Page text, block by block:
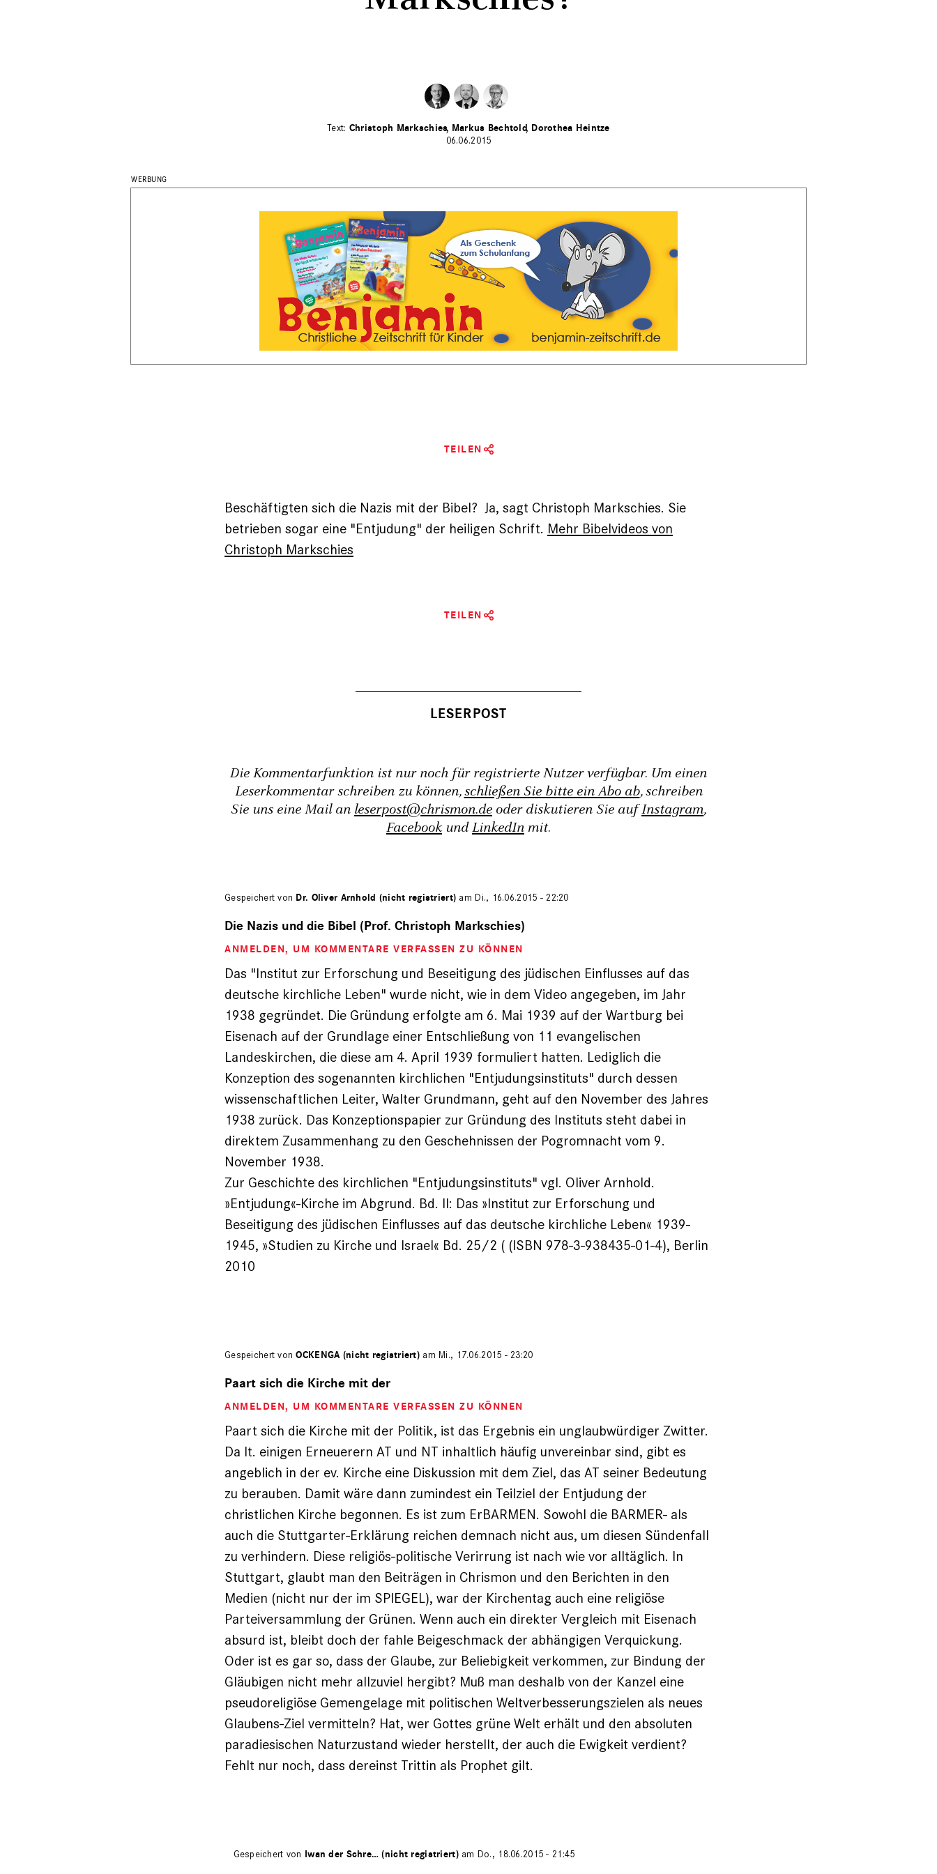
Christoph Markschies Markus Bechtold Dorothea Heintze
06.06.2015
TEILEN
Beschäftigten sich die Nazis mit der Bibel? Ja, sagt Christoph Markschies. Sie
betrieben sogar eine "Entjudung" der heiligen Schrift. Mehr Bibelvideos von
Christoph Markschies
TEILEN
Die Kommentarfunktion ist nur noch für registrierte Nutzer verfügbar. Um einen
Leserkommentar schreiben zu können,schließen Sie bitte ein Abo ab, schreiben
Sie uns eine Mail an leserpost@chrismon.de oder diskutieren Sie aufInstagram,
FacebookundLinkedIn mit.
Gespeichert von Dr. Oliver Arnhold (nicht registriert) am Di., 16.06.2015 - 22:20
Die Nazis und die Bibel (Prof. Christoph Markschies)
ANMELDEN, UM KOMMENTARE VERFASSEN ZU KÖNNEN
Das "Institut zur Erforschung und Beseitigung des jüdischen Einflusses auf das
deutsche kirchliche Leben" wurde nicht, wie in dem Video angegeben, im Jahr
1938 gegründet. Die Gründung erfolgte am 6. Mai 1939 auf der Wartburg bei
Eisenach auf der Grundlage einer Entschließung von 11 evangelischen
Landeskirchen, die diese am 4. April 1939 formuliert hatten. Lediglich die
Konzeption des sogenannten kirchlichen "Entjudungsinstituts" durch dessen
wissenschaftlichen Leiter, Walter Grundmann, geht auf den November des Jahres
1938 zurück. Das Konzeptionspapier zur Gründung des Instituts steht dabei in
direktem Zusammenhang zu den Geschehnissen der Pogromnacht vom 9.
November 1938.
Zur Geschichte des kirchlichen "Entjudungsinstituts" vgl. Oliver Arnhold.
»Entjudung«-Kirche im Abgrund. Bd. II: Das »Institut zur Erforschung und
Beseitigung des jüdischen Einflusses auf das deutsche kirchliche Leben« 1939-
1945, »Studien zu Kirche und Israel« Bd. 25/2 ( (ISBN 978-3-938435-01-4), Berlin
2010
Gespeichert vonOCKENGA (nicht registriert) am Mi., 17.06.2015 - 23:20
Paart sich die Kirche mit der
ANMELDEN, UM KOMMENTARE VERFASSEN ZU KÖNNEN
Paart sich die Kirche mit der Politik, ist das Ergebnis ein unglaubwürdiger Zwitter.
Da lt. einigen Erneuerern AT und NT inhaltlich häufig unvereinbar sind, gibt es
angeblich in der ev. Kirche eine Diskussion mit dem Ziel, das AT seiner Bedeutung
zu berauben. Damit wäre dann zumindest ein Teilziel der Entjudung der
christlichen Kirche begonnen. Es ist zum ErBARMEN. Sowohl die BARMER- als
auch die Stuttgarter-Erklärung reichen demnach nicht aus, um diesen Sündenfall
zu verhindern. Diese religiös-politische Verirrung ist nach wie vor alltäglich. In
Stuttgart, glaubt man den Beiträgen in Chrismon und den Berichten in den
Medien (nicht nur der im SPIEGEL), war der Kirchentag auch eine religiöse
Parteiversammlung der Grünen. Wenn auch ein direkter Vergleich mit Eisenach
absurd ist, bleibt doch der fahle Beigeschmack der abhängigen Verquickung.
Oder ist es gar so, dass der Glaube, zur Beliebigkeit verkommen, zur Bindung der
Gläubigen nicht mehr allzuviel hergibt? Muß man deshalb von der Kanzel eine
pseudoreligiöse Gemengelage mit politischen Weltverbesserungszielen als neues
Glaubens-Ziel vermitteln? Hat, wer Gottes grüne Welt erhält und den absoluten
paradiesischen Naturzustand wieder herstellt, der auch die Ewigkeit verdient?
Fehlt nur noch, dass dereinst Trittin als Prophet gilt.
Gespeichert von Iwan der Schre… (nicht registriert)am Do., 18.06.2015 - 21:45